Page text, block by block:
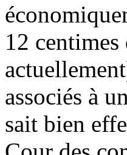
12
associés à
sait bien